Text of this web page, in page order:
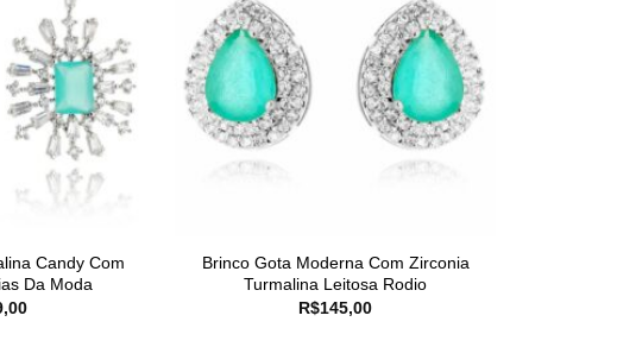
Candy Com
Da Moda
Brinco Gota Moderna Com Zirconia
Turmalina Leitosa Rodio
R$145,00